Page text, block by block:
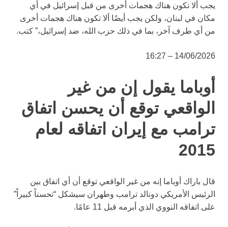
يجب ألا تكون هناك هجمات أخرى من قبل إسرائيل في أي
مكان في لبنان، ولكن يجب أيضًا ألا تكون هناك هجمات أخرى
من أي طرف آخر، بما في ذلك حزب الله، ضد إسرائيل،” كتب.
14/06/2026 – 16:27
أوباما يقول إن من غير
الواقعي توقع أن يحسن اتفاق
ترامب مع إيران اتفاقه لعام
2015
قال باراك أوباما إنه من غير الواقعي توقع أن أي اتفاق بين
الرئيس الأمريكي دونالد ترامب وطهران سيشكل “تحسناً كبيراً”
على اتفاقه النووي الذي أبرمه قبل 11 عامًا.